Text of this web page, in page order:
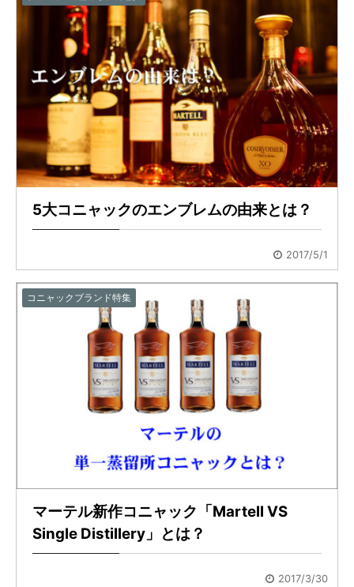
5大コニャックのエンブレムの由来とは？
2017/5/1
コニャックブランド特集
マーテル新作コニャック「Martell VS
Single Distillery」とは？
2017/3/30